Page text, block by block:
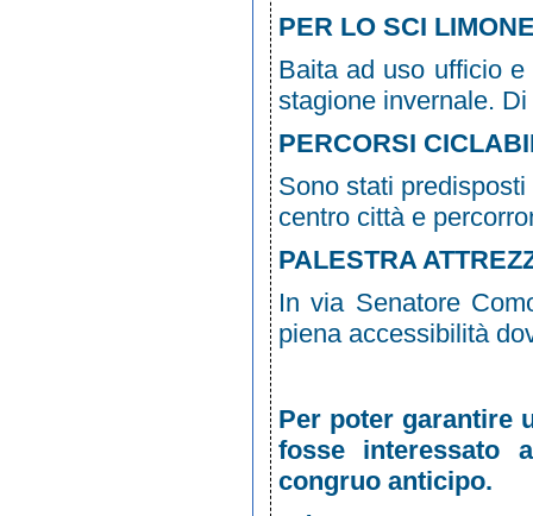
PER LO SCI
Baita ad uso ufficio
stagione invernale.
PERCORSI
Sono stati
centro città e
PALESTRA
In via Senatore
piena accessibilità
Per poter garantire
fosse interessato
congruo anticipo.